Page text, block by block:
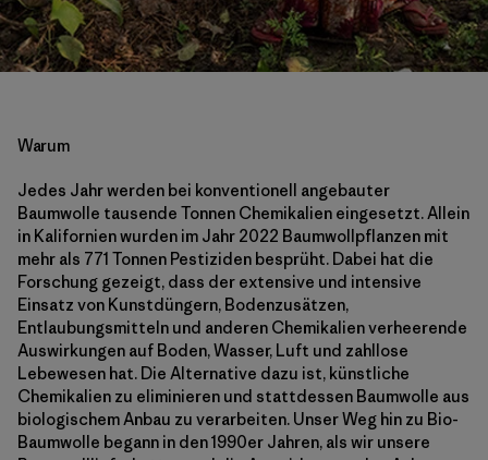
Warum
Jedes Jahr werden bei konventionell angebauter
Baumwolle tausende Tonnen Chemikalien eingesetzt. Allein
in Kalifornien wurden im Jahr 2022 Baumwollpflanzen mit
mehr als 771 Tonnen Pestiziden besprüht. Dabei hat die
Forschung gezeigt, dass der extensive und intensive
Einsatz von Kunstdüngern, Bodenzusätzen,
Entlaubungsmitteln und anderen Chemikalien verheerende
Auswirkungen auf Boden, Wasser, Luft und zahllose
Lebewesen hat. Die Alternative dazu ist, künstliche
Chemikalien zu eliminieren und stattdessen Baumwolle aus
biologischem Anbau zu verarbeiten. Unser Weg hin zu Bio-
Baumwolle begann in den 1990er Jahren, als wir unsere